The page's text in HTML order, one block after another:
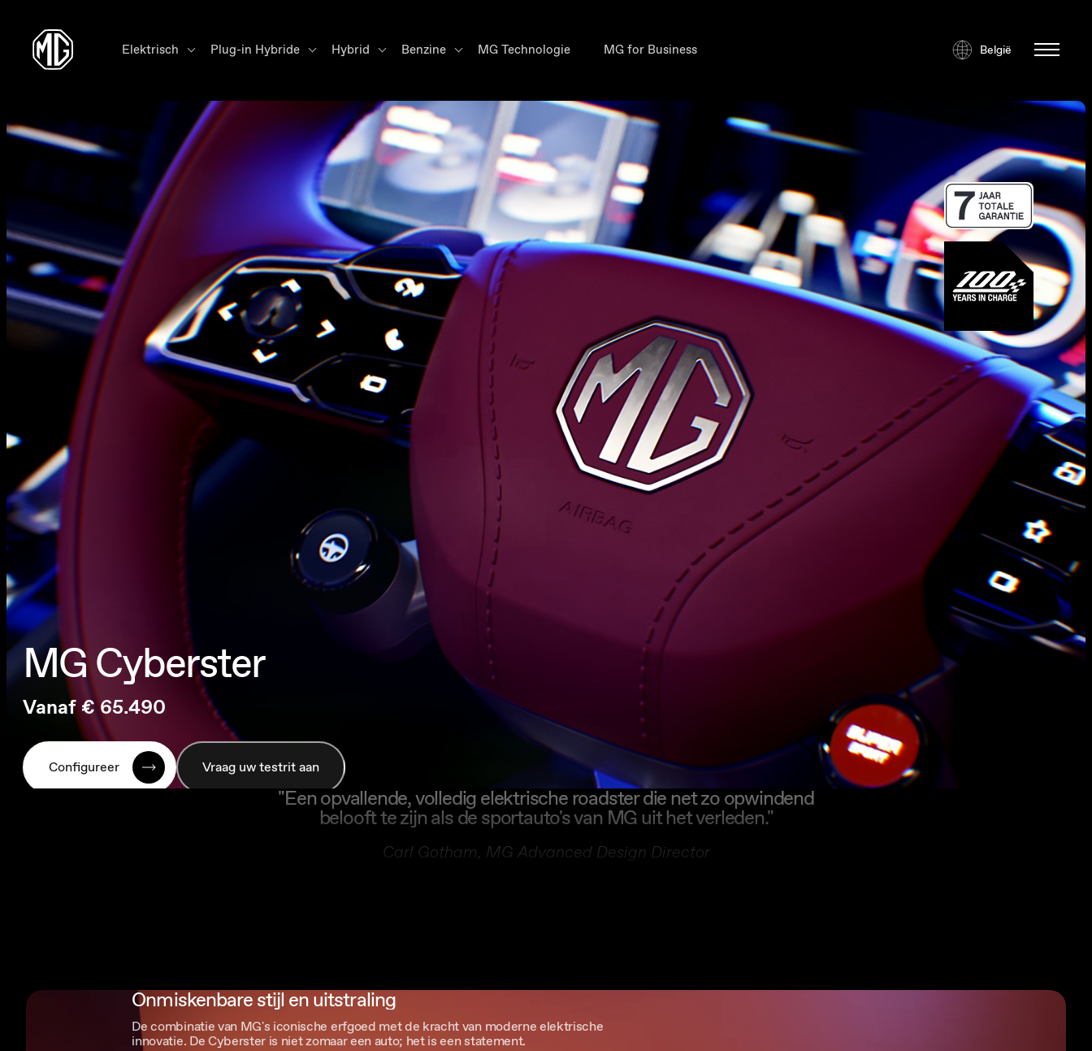
Elektrisch Plug-in Hybride Hybrid Benzine MG Technologie MG for Business België
MG Cyberster
Vanaf € 65.490
Configureer Vraag uw testrit aan
"Een opvallende, volledig elektrische roadster die net zo opwindend
belooft te zijn als de sportauto's van MG uit het verleden."
Carl Gotham, MG Advanced Design Director
Onmiskenbare stijl en uitstraling
De combinatie van MG's iconische erfgoed met de kracht van moderne elektrische
innovatie. De Cyberster is niet zomaar een auto; het is een statement.